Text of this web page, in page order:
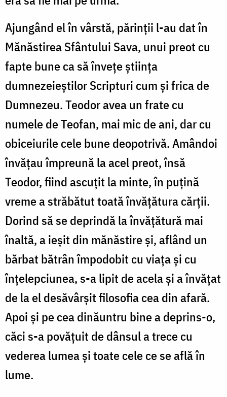
Ajungând el în vârstă, părinții l-au dat în
Mănăstirea Sfântului Sava, unui preot cu
fapte bune ca să învețe știința
dumnezeieștilor Scripturi cum și frica de
Dumnezeu. Teodor avea un frate cu
numele de Teofan, mai mic de ani, dar cu
obiceiurile cele bune deopotrivă. Amândoi
învățau împreună la acel preot, însă
Teodor, fiind ascuțit la minte, în puțină
vreme a străbătut toată învățătura cărții.
Dorind să se deprindă la învățătură mai
înaltă, a ieșit din mănăstire și, aflând un
bărbat bătrân împodobit cu viața și cu
înțelepciunea, s-a lipit de acela și a învățat
de la el desăvârșit filosofia cea din afară.
Apoi și pe cea dinăuntru bine a deprins-o,
căci s-a povățuit de dânsul a trece cu
vederea lumea și toate cele ce se află în
lume.